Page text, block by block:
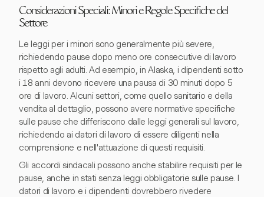
Considerazioni Speciali: Minori e Regole Specifiche del
Settore
Le leggi per i minori sono generalmente più severe,
richiedendo pause dopo meno ore consecutive di lavoro
rispetto agli adulti. Ad esempio, in Alaska, i dipendenti sotto
i 18 anni devono ricevere una pausa di 30 minuti dopo 5
ore di lavoro. Alcuni settori, come quello sanitario e della
vendita al dettaglio, possono avere normative specifiche
sulle pause che differiscono dalle leggi generali sul lavoro,
richiedendo ai datori di lavoro di essere diligenti nella
comprensione e nell'attuazione di questi requisiti.
Gli accordi sindacali possono anche stabilire requisiti per le
pause, anche in stati senza leggi obbligatorie sulle pause. I
datori di lavoro e i dipendenti dovrebbero rivedere